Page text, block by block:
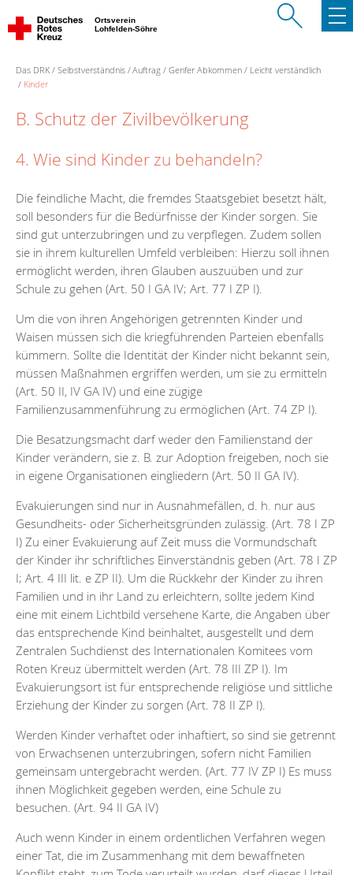
Ortsverein
Lohfelden-Söhre
Das DRK Selbstverständnis Auftrag Genfer Abkommen
Leicht verständlich
Kinder
B. Schutz der Zivilbevölkerung
4. Wie sind Kinder zu behandeln?
Die feindliche Macht, die fremdes Staatsgebiet besetzt hält,
soll besonders für die Bedürfnisse der Kinder sorgen. Sie
sind gut unterzubringen und zu verpflegen. Zudem sollen
sie in ihrem kulturellen Umfeld verbleiben: Hierzu soll ihnen
ermöglicht werden, ihren Glauben auszuüben und zur
Schule zu gehen (Art. 50 I GA IV; Art. 77 I ZP I).
Um die von ihren Angehörigen getrennten Kinder und
Waisen müssen sich die kriegführenden Parteien ebenfalls
kümmern. Sollte die Identität der Kinder nicht bekannt sein,
müssen Maßnahmen ergriffen werden, um sie zu ermitteln
(Art. 50 II, IV GA IV) und eine zügige
Familienzusammenführung zu ermöglichen (Art. 74 ZP I).
Die Besatzungsmacht darf weder den Familienstand der
Kinder verändern, sie z. B. zur Adoption freigeben, noch sie
in eigene Organisationen eingliedern (Art. 50 II GA IV).
Evakuierungen sind nur in Ausnahmefällen, d. h. nur aus
Gesundheits- oder Sicherheitsgründen zulässig. (Art. 78 I ZP
I) Zu einer Evakuierung auf Zeit muss die Vormundschaft
der Kinder ihr schriftliches Einverständnis geben (Art. 78 I ZP
I; Art. 4 III lit. e ZP II). Um die Rückkehr der Kinder zu ihren
Familien und in ihr Land zu erleichtern, sollte jedem Kind
eine mit einem Lichtbild versehene Karte, die Angaben über
das entsprechende Kind beinhaltet, ausgestellt und dem
Zentralen Suchdienst des Internationalen Komitees vom
Roten Kreuz übermittelt werden (Art. 78 III ZP I). Im
Evakuierungsort ist für entsprechende religiöse und sittliche
Erziehung der Kinder zu sorgen (Art. 78 II ZP I).
Werden Kinder verhaftet oder inhaftiert, so sind sie getrennt
von Erwachsenen unterzubringen, sofern nicht Familien
gemeinsam untergebracht werden. (Art. 77 IV ZP I) Es muss
ihnen Möglichkeit gegeben werden, eine Schule zu
besuchen. (Art. 94 II GA IV)
Auch wenn Kinder in einem ordentlichen Verfahren wegen
einer Tat, die im Zusammenhang mit dem bewaffneten